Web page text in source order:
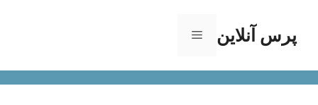
محتواپرس آنلاین فهرست